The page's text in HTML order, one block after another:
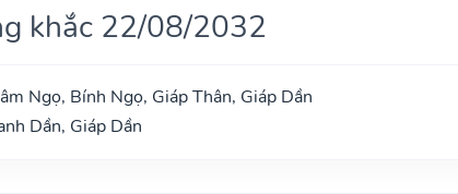
khắc 22/08/2032
Ngọ, Bính Ngọ, Giáp Thân, Giáp Dần
Dần, Giáp Dần